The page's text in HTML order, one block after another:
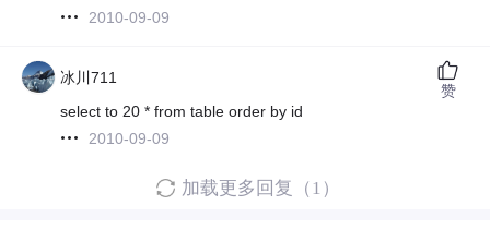
2010-09-09
冰川711
select to 20 * from table order by id
2010-09-09
赞
加载更多回复（1）